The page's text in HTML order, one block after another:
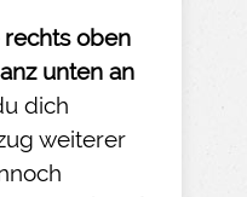
oben
unten an
dich
weiterer